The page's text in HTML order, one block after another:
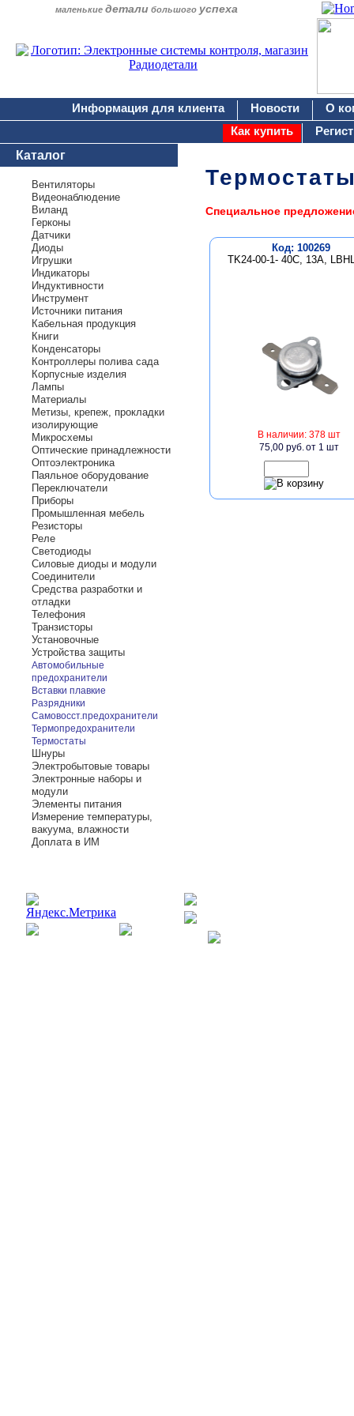
маленькие детали большого успеха
Информация для клиента Новости
О
Как купить
Каталог
Вентиляторы
Видеонаблюдение
Виланд
Герконы
Датчики
Диоды
Игрушки
Индикаторы
Индуктивности
Инструмент
Источники питания
Кабельная продукция
Книги
Конденсаторы
Контроллеры полива сада
Корпусные изделия
Лампы
Материалы
Метизы, крепеж, прокладки
изолирующие
Микросхемы
Оптические принадлежности
Оптоэлектроника
Паяльное оборудование
Переключатели
Приборы
Промышленная мебель
Резисторы
Реле
Светодиоды
Силовые диоды и модули
Соединители
Средства разработки и
отладки
Телефония
Транзисторы
Установочные
Устройства защиты
Автомобильные
предохранители
Вставки плавкие
Разрядники
Самовосст.предохранители
Термопредохранители
Термостаты
Шнуры
Электробытовые товары
Электронные наборы и
модули
Элементы питания
Измерение температуры,
вакуума, влажности
Доплата в ИМ
Специальное
Код: 100269
TK24-00-1- 40C, 13А,
В наличии: 378 шт
75,00 руб.от 1 шт